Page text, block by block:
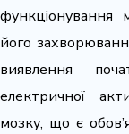
функціонування
його
виявлення
електричної
мозку, що є